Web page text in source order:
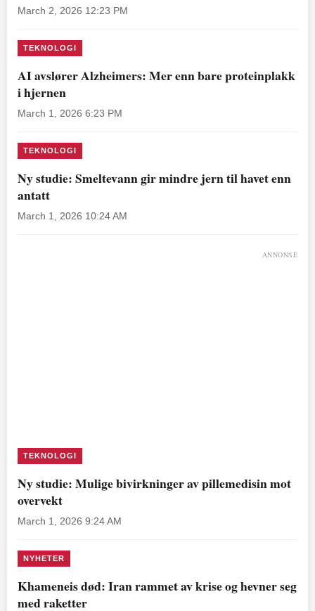
March 2, 2026 12:23 PM
TEKNOLOGI
AI avslører Alzheimers: Mer enn bare proteinplakk
i hjernen
March 1, 2026 6:23 PM
TEKNOLOGI
Ny studie: Smeltevann gir mindre jern til havet enn
antatt
March 1, 2026 10:24 AM
ANNONSE
TEKNOLOGI
Ny studie: Mulige bivirkninger av pillemedisin mot
overvekt
March 1, 2026 9:24 AM
NYHETER
Khameneis død: Iran rammet av krise og hevner seg
med raketter